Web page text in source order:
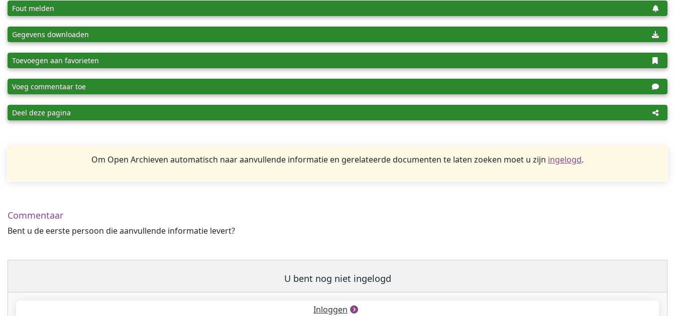
Fout melden
Gegevens downloaden
Toevoegen aan favorieten
Voeg commentaar toe
Deel deze pagina
Om Open Archieven automatisch naar aanvullende informatie en gerelateerde documenten te laten zoeken moet u zijn ingelogd.
Commentaar
Bent u de eerste persoon die aanvullende informatie levert?
U bent nog niet ingelogd
Inloggen